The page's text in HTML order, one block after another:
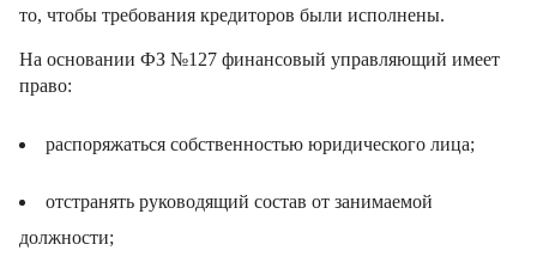
то, чтобы требования кредиторов были исполнены.
На основании ФЗ №127 финансовый управляющий имеет
право:
распоряжаться собственностью юридического лица;
отстранять руководящий состав от занимаемой
должности;